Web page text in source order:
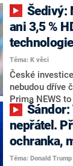
ani 3,5 %
Téma: K věci
České
nebudou dříve
Prima NEWS
štábu Jiří
vyvíjejícími
Dražší je
Okomentoval
Pavlem
nepřátel.
ochranka,
Téma: Donald Trump